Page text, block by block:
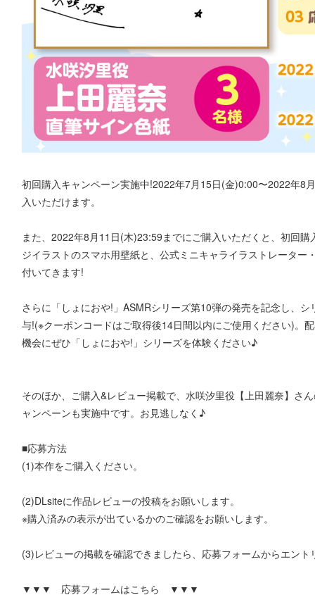
初回購入キャンペーン実施中!2022年7月15日(金)0:00〜2022年8
入いただけます。
また、2022年8月11日(木)23:59までにご購入いただくと、初回
ジイラストのスマホ用壁紙と、公式ミニキャライラストレータ
付いてきます!
さらに「しょにおや!」ASMRシリーズ第10弾の発売を記念し、
与!(※クーポンコードはご取得後14日間以内にご使用ください)。
機会にぜひ「しょにおや!」シリーズを体験ください♪
そのほか、ご購入&レビュー掲載で、水咲汐里役【上田麗奈】さ
ャンペーンも実施中です。お見逃しなく♪
■応募方法
(1)本作をご購入ください。
(2)DLsiteに作品レビューの投稿をお願いします。
※購入済みの表示が出ているかのご確認をお願いします。
(3)レビューの掲載を確認できましたら、応募フォームからエント
▼▼▼ 応募フォームはこちら ▼▼▼